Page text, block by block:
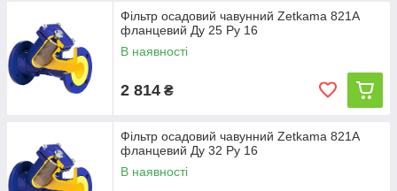
Фільтр осадовий чавунний Zetkama 821A
фланцевий Ду 25 Ру 16
В наявності
2 814 ₴
Фільтр осадовий чавунний Zetkama 821A
фланцевий Ду 32 Ру 16
В наявності